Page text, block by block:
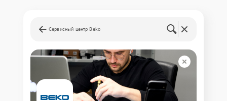
Сервисный центр Beko